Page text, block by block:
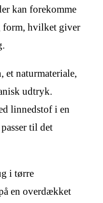
kan forekomme
form, hvilket giver
et naturmateriale,
udtryk.
linnedstof i en
til det
i tørre
en overdækket